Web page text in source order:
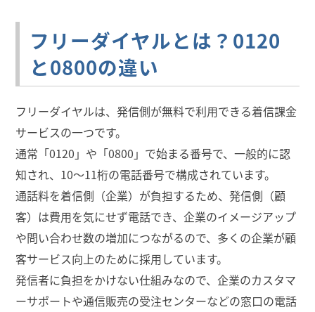
フリーダイヤルとは？0120
と0800の違い
フリーダイヤルは、発信側が無料で利用できる着信課金
サービスの一つです。
通常「0120」や「0800」で始まる番号で、一般的に認
知され、10〜11桁の電話番号で構成されています。
通話料を着信側（企業）が負担するため、発信側（顧
客）は費用を気にせず電話でき、企業のイメージアップ
や問い合わせ数の増加につながるので、多くの企業が顧
客サービス向上のために採用しています。
発信者に負担をかけない仕組みなので、企業のカスタマ
ーサポートや通信販売の受注センターなどの窓口の電話